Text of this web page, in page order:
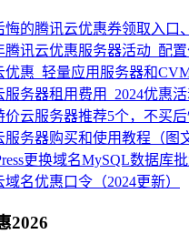
悔的腾讯云优惠券领取入口
腾讯云优惠服务器活动_配
优惠_轻量应用服务器和
服务器租用费用_2024优惠
价云服务器推荐5个，不买后
服务器购买和使用教程（图
更换域名MySQL数据库
域名优惠口令（2024更新）
2026